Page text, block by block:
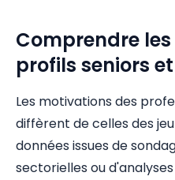
Comprendre
profils seniors
Les motivations des
diffèrent de celles des
données issues de
sectorielles ou